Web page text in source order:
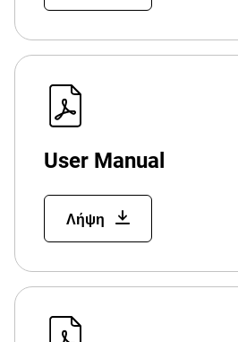
User Manual
Λήψη